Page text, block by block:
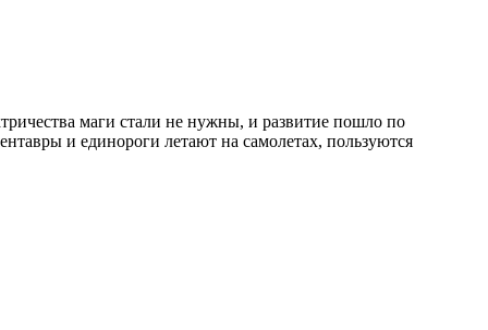
маги стали не нужны, и развитие пошло по
и единороги летают на самолетах, пользуются